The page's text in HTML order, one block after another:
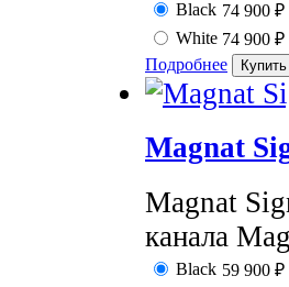
Black 74 900 ₽
White 74 900 ₽
Подробнее
Magnat
Magnat
канала
Black 59 900 ₽